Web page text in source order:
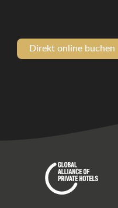
Direkt online buchen